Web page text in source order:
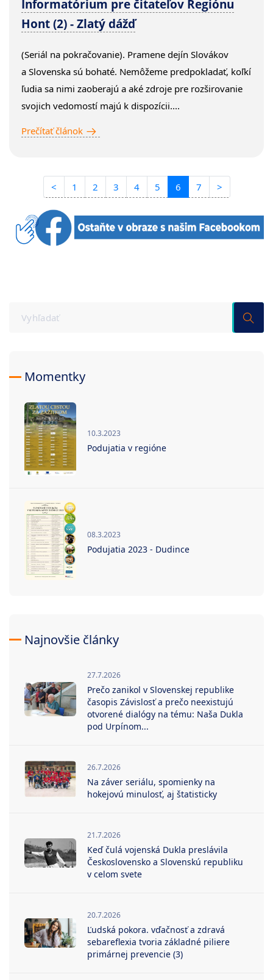
Informatórium pre čitateľov Regiónu
Hont (2) - Zlatý dážď
(Seriál na pokračovanie). Pramene dejín Slovákov
a Slovenska sú bohaté. Nemôžeme predpokladať, koľkí
ľudia sa nimi zaoberajú a aké zdroje pre rozširovanie
svojich vedomostí majú k dispozícii....
Prečítať článok
< 1 2 3 4 5 6 7 >
Momentky
10.3.2023
Podujatia v regióne
08.3.2023
Podujatia 2023 - Dudince
Najnovšie články
27.7.2026
Prečo zanikol v Slovenskej republike
časopis Závislosť a prečo neexistujú
otvorené dialógy na tému: Naša Dukla
pod Urpínom...
26.7.2026
Na záver seriálu, spomienky na
hokejovú minulosť, aj štatisticky
21.7.2026
Keď čulá vojenská Dukla preslávila
Československo a Slovenskú republiku
v celom svete
20.7.2026
Ľudská pokora. vďačnosť a zdravá
sebareflexia tvoria základné piliere
primárnej prevencie (3)